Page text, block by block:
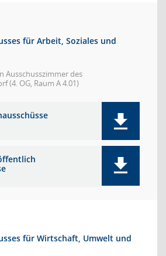
für Arbeit, Soziales und
Ausschusszimmer des
(4. OG, Raum A 4.01)
für Wirtschaft, Umwelt und